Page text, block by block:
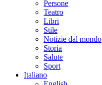
Persone
Teatro
Libri
Stile
Notizie dal mondo
Storia
Salute
Sport
Italiano